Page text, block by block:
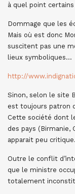
à quel point
Dommage que les
Mais où est donc
suscitent pas une
lieux symboliques…
http://
Sinon, selon le site
est toujours patron
Cette société dont
des pays
apparait peu
Outre le conflit
que le ministre
totalement